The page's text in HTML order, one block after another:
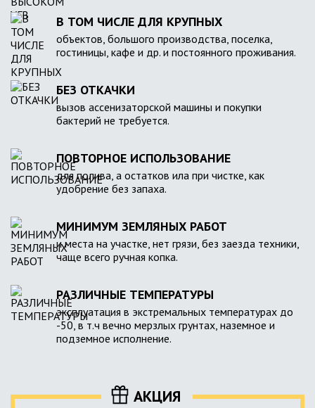
В ТОМ ЧИСЛЕ ДЛЯ КРУПНЫХ
объектов, большого производства, поселка,
гостиницы, кафе и др. и постоянного проживания.
БЕЗ ОТКАЧКИ
вызов ассенизаторской машины и покупки
бактерий не требуется.
ПОВТОРНОЕ ИСПОЛЬЗОВАНИЕ
для полива, а остатков ила при чистке, как
удобрение без запаха.
МИНИМУМ ЗЕМЛЯНЫХ РАБОТ
и места на участке, нет грязи, без заезда техники,
чаще всего ручная копка.
РАЗЛИЧНЫЕ ТЕМПЕРАТУРЫ
эксплуатация в экстремальных температурах до
-50, в т.ч вечно мерзлых грунтах, наземное и
подземное исполнение.
АКЦИЯ